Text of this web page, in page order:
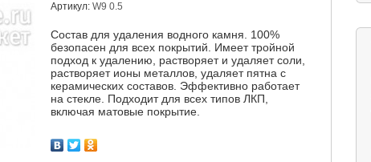
Артикул: W9 0.5
Состав для удаления водного камня. 100%
безопасен для всех покрытий. Имеет тройной
подход к удалению, растворяет и удаляет соли,
растворяет ионы металлов, удаляет пятна с
керамических составов. Эффективно работает
на стекле. Подходит для всех типов ЛКП,
включая матовые покрытие.